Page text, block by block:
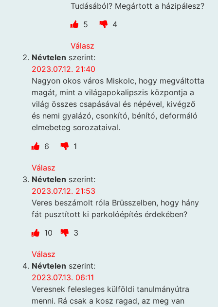
Tudásából? Megártott a házipálesz?
5
4
Válasz
Névtelen szerint:
2023.07.12. 21:40
Nagyon okos város Miskolc, hogy megváltotta
magát, mint a világapokalipszis központja a
világ összes csapásával és népével, kivégző
és nemi gyalázó, csonkító, bénító, deformáló
elmebeteg sorozataival.
6
1
Válasz
Névtelen szerint:
2023.07.12. 21:53
Veres beszámolt róla Brüsszelben, hogy hány
fát pusztított ki parkolóépítés érdekében?
10
3
Válasz
Névtelen szerint:
2023.07.13. 06:11
Veresnek felesleges külföldi tanulmányútra
menni. Rá csak a kosz ragad, az meg van